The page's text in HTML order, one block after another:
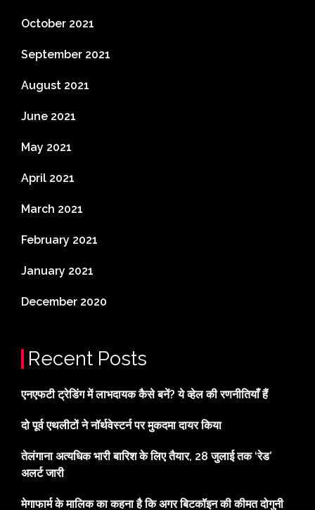
October 2021
September 2021
August 2021
June 2021
May 2021
April 2021
March 2021
February 2021
January 2021
December 2020
Recent Posts
एनएफटी ट्रेडिंग में लाभदायक कैसे बनें? ये व्हेल की रणनीतियाँ हैं
दो पूर्व एथलीटों ने नॉर्थवेस्टर्न पर मुकदमा दायर किया
तेलंगाना अत्यधिक भारी बारिश के लिए तैयार, 28 जुलाई तक ‘रेड’
अलर्ट जारी
मेगाफार्म के मालिक का कहना है कि अगर बिटकॉइन की कीमत दोगुनी